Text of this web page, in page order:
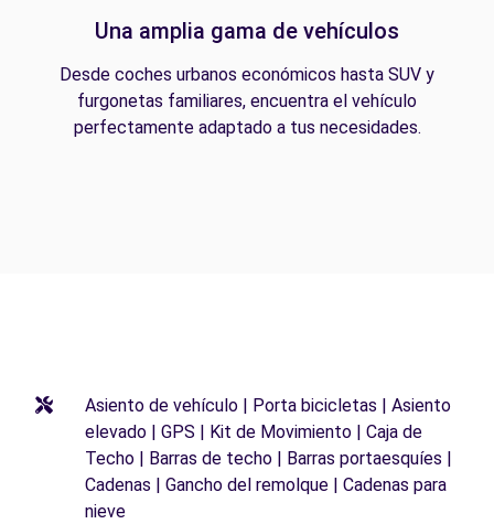
Una amplia gama de vehículos
Desde coches urbanos económicos hasta SUV y
furgonetas familiares, encuentra el vehículo
perfectamente adaptado a tus necesidades.
Asiento de vehículo | Porta bicicletas | Asiento
elevado | GPS | Kit de Movimiento | Caja de
Techo | Barras de techo | Barras portaesquíes |
Cadenas | Gancho del remolque | Cadenas para
nieve